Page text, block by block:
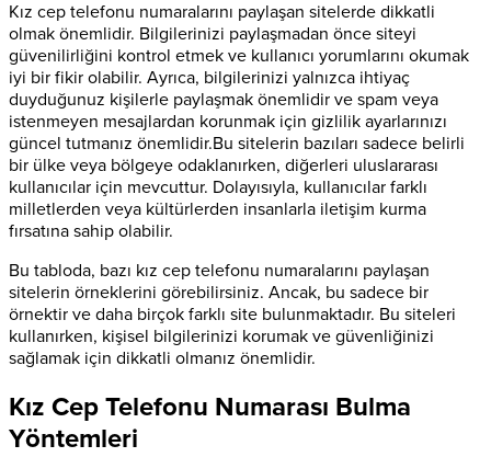
Kız cep telefonu numaralarını paylaşan sitelerde dikkatli
olmak önemlidir. Bilgilerinizi paylaşmadan önce siteyi
güvenilirliğini kontrol etmek ve kullanıcı yorumlarını okumak
iyi bir fikir olabilir. Ayrıca, bilgilerinizi yalnızca ihtiyaç
duyduğunuz kişilerle paylaşmak önemlidir ve spam veya
istenmeyen mesajlardan korunmak için gizlilik ayarlarınızı
güncel tutmanız önemlidir.Bu sitelerin bazıları sadece belirli
bir ülke veya bölgeye odaklanırken, diğerleri uluslararası
kullanıcılar için mevcuttur. Dolayısıyla, kullanıcılar farklı
milletlerden veya kültürlerden insanlarla iletişim kurma
fırsatına sahip olabilir.
Bu tabloda, bazı kız cep telefonu numaralarını paylaşan
sitelerin örneklerini görebilirsiniz. Ancak, bu sadece bir
örnektir ve daha birçok farklı site bulunmaktadır. Bu siteleri
kullanırken, kişisel bilgilerinizi korumak ve güvenliğinizi
sağlamak için dikkatli olmanız önemlidir.
Kız Cep Telefonu Numarası Bulma
Yöntemleri